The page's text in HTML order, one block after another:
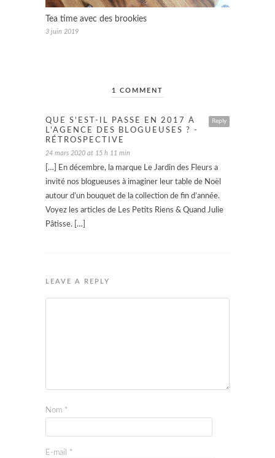
Tea time avec des brookies
3 juin 2019
1 COMMENT
Reply
QUE S'EST-IL PASSÉ EN 2017 À
L'AGENCE DES BLOGUEUSES ? -
RÉTROSPECTIVE
24 mars 2020 at 15 h 11 min
[…] En décembre, la marque Le Jardin des Fleurs a
invité nos blogueuses à imaginer leur table de Noël
autour d’un bouquet de la collection de fin d’année.
Voyez les articles de Les Petits Riens & Quand Julie
Pâtisse. […]
LEAVE A REPLY
Nom *
E-mail *